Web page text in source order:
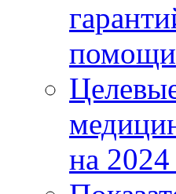
помощи
на 2024